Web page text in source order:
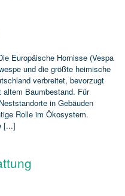
Europäische Hornisse (Vespa
und die größte heimische
verbreitet, bevorzugt
Baumbestand. Für
in Gebäuden
Rolle im Ökosystem.
[...]